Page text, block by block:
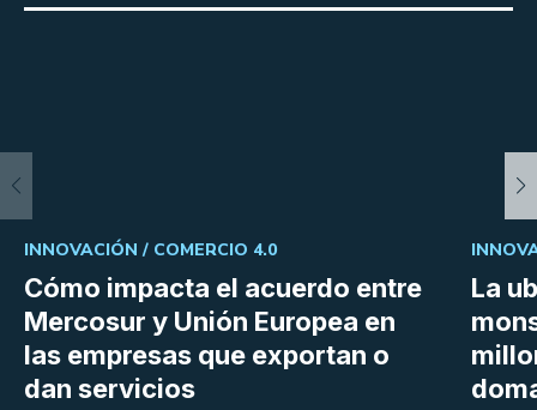
Cómo impacta el acuerdo entre
Mercosur y Unión Europea en
las empresas que exportan o
dan servicios
INNOVACIÓN / COMERCIO 4.0
La